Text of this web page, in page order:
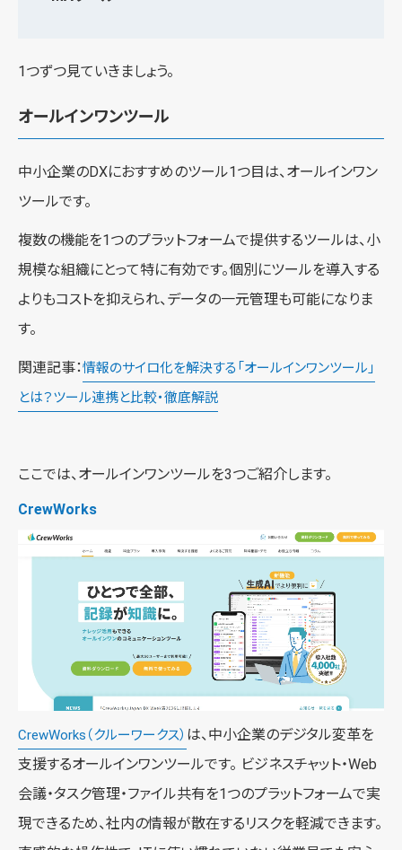
1つずつ見ていきましょう。
オールインワンツール
中小企業のDXにおすすめのツール1つ目は、オールインワン
ツールです。
複数の機能を1つのプラットフォームで提供するツールは、小
規模な組織にとって特に有効です。個別にツールを導入する
よりもコストを抑えられ、データの一元管理も可能になりま
す。
関連記事：情報のサイロ化を解決する「オールインワンツール」
とは？ツール連携と比較・徹底解説
ここでは、オールインワンツールを3つご紹介します。
CrewWorks
CrewWorks（クルーワークス） は、中小企業のデジタル変革を
支援するオールインワンツールです。 ビジネスチャット・Web
会議・タスク管理・ファイル共有を1つのプラットフォームで実
現できるため、社内の情報が散在するリスクを軽減できます。